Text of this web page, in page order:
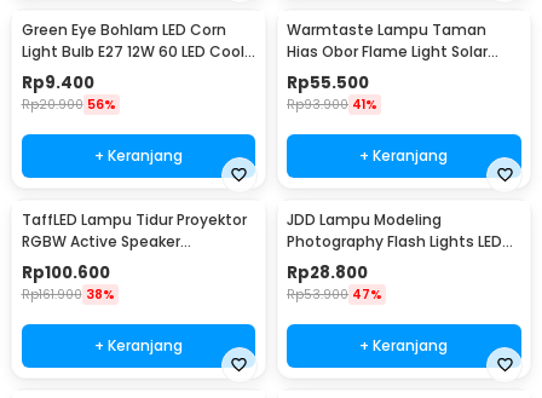
Green Eye Bohlam LED Corn
Light Bulb E27 12W 60 LED Cool
White - E262
Rp9.400
Rp20.900 56%
+ Keranjang
Warmtaste Lampu Taman
Hias Obor Flame Light Solar
IP65 Warm White - YMJ010
Rp55.500
Rp93.900 41%
+ Keranjang
TaffLED Lampu Tidur Proyektor
RGBW Active Speaker
Bluetooth Remote - BL-XK01
Rp100.600
Rp161.900 38%
+ Keranjang
JDD Lampu Modeling
Photography Flash Lights LED
E27 150W Warm White - jD01
Rp28.800
Rp53.900 47%
+ Keranjang